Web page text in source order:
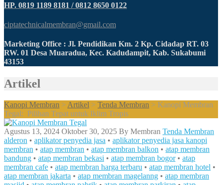
HP. 0819 1189 8181 / 0812 8650 0122
ciptatechnicalmembran@gmail.com
Marketing Office : Jl. Pendidikan Km. 2 Kp. Cidadap RT. 03
RW. 01 Desa Muaradua, Kec. Kadudampit, Kab. Sukabumi
43153
Artikel
Kanopi Membran > Artikel > Tenda Membran > Kanopi Membran
Tegal: Pilihan Tepat untuk Iklim Tropis
Agustus 13, 2024 Oktober 30, 2025 By Membran Tenda Membran
alderon • aplikator penyedia jasa • aplikator penyedia jasa kanopi
membran • atap membran • atap membran balkon • atap membran
bandung • atap membran bekasi • atap membran bogor• atap
membran cafe • atap membran harga terbaru • atap membran hotel •
atap membran jakarta • atap membran magelanng • atap membran